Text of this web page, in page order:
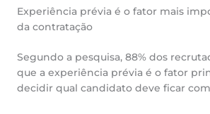
Experiência prévia é o fator mais
da contratação
Segundo a pesquisa, 88% dos
que a experiência prévia é o fator
decidir qual candidato deve ficar com